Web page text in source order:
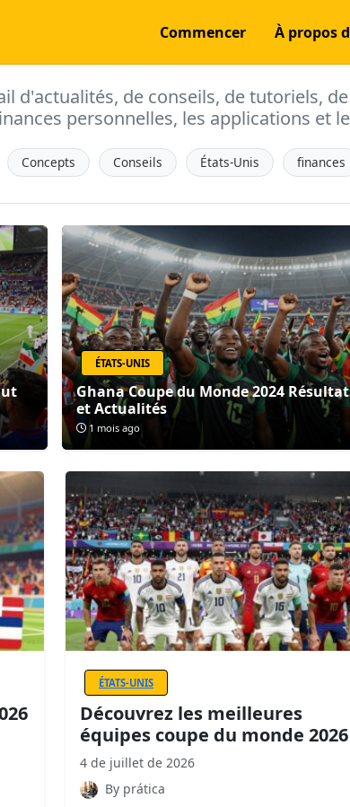
Commencer À propos
d'actualités, de conseils, de tutoriels,
personnelles, les applications et
Concepts Conseils États-Unis finances
ÉTATS-UNIS
Ghana Coupe du Monde 2024
et Actualités
1 mois ago
ÉTATS-UNIS
Découvrez les meilleures
équipes coupe du monde 2026
4 de juillet de 2026
By prática